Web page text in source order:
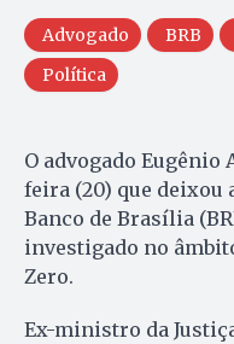
Advogado BRB
Política
O advogado Eugênio
feira (20) que deixou
Banco de Brasília
investigado no
Zero.
Ex-ministro da